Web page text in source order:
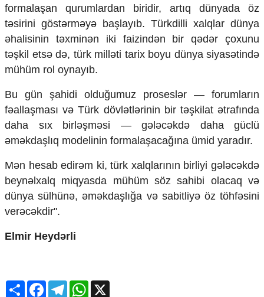
formalaşan qurumlardan biridir, artıq dünyada öz
təsirini göstərməyə başlayıb. Türkdilli xalqlar dünya
əhalisinin təxminən iki faizindən bir qədər çoxunu
təşkil etsə də, türk milləti tarix boyu dünya siyasətində
mühüm rol oynayıb.
Bu gün şahidi olduğumuz proseslər — forumların
fəallaşması və Türk dövlətlərinin bir təşkilat ətrafında
daha sıx birləşməsi — gələcəkdə daha güclü
əməkdaşlıq modelinin formalaşacağına ümid yaradır.
Mən hesab edirəm ki, türk xalqlarının birliyi gələcəkdə
beynəlxalq miqyasda mühüm söz sahibi olacaq və
dünya sülhünə, əməkdaşlığa və sabitliyə öz töhfəsini
verəcəkdir".
Elmir Heydərli
ShareFacebookTelegramWhatsApp